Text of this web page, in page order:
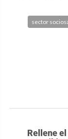
sector
Rellene